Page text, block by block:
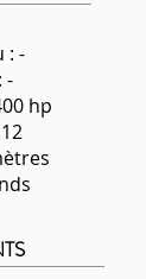
: -
-
hp